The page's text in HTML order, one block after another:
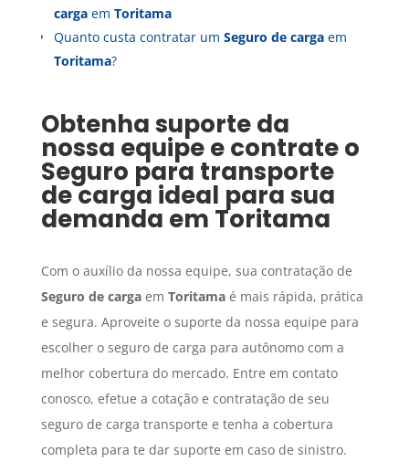
cargaem Toritama
Quanto custa contratar um Seguro de cargaem
Toritama?
Obtenha suporte da
nossa equipe e contrate o
Seguro para transporte
de carga ideal para sua
demanda em Toritama
Com o auxílio da nossa equipe, sua contratação de
Seguro de cargaem Toritamaé mais rápida, prática
e segura. Aproveite o suporte da nossa equipe para
escolher o seguro de carga para autônomo com a
melhor cobertura do mercado. Entre em contato
conosco, efetue a cotação e contratação de seu
seguro de carga transporte e tenha a cobertura
completa para te dar suporte em caso de sinistro.